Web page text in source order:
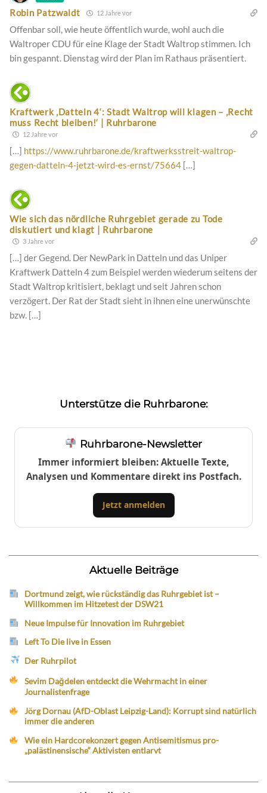
Robin Patzwaldt 12 Jahre vor
Offenbar soll, wie heute öffentlich wurde, wohl auch die
Waltroper CDU für eine Klage der Stadt Waltrop stimmen. Ich
bin gespannt. Dienstag wird der Plan im Rathaus präsentiert.
Kraftwerk ‚Datteln 4‘: Stadt Waltrop will klagen – ‚Recht
muss Recht bleiben!‘ | Ruhrbarone
12 Jahre vor
[…] https://www.ruhrbarone.de/kraftwerksstreit-waltrop-
gegen-datteln-4-jetzt-wird-es-ernst/75664 […]
Wie sich das nördliche Ruhrgebiet gerade zu Tode
diskutiert und klagt | Ruhrbarone
3 Jahre vor
[…] der Gegend. Der NewPark in Datteln und das Uniper
Kraftwerk Datteln 4 zum Beispiel werden wiederum seitens der
Stadt Waltrop kritisiert, beklagt und seit Jahren schon
verzögert. Der Rat der Stadt sieht in ihnen eine unerwünschte
bzw. […]
Unterstütze die Ruhrbarone:
Ruhrbarone-Newsletter
Immer informiert bleiben: Aktuelle Texte,
Analysen und Kommentare direkt ins Postfach.
Jetzt anmelden
Aktuelle Beiträge
Dortmund zeigt, wie rückständig das Ruhrgebiet ist –
Willkommen im Hitzetest der DSW21
Neue Impulse für Innovation im Ruhrgebiet
Left To Die live in Essen
Der Ruhrpilot
Sevim Dağdelen entdeckt die Wehrmacht in einer
Journalistenfrage
Jörg Dornau (AfD-Oblast Leipzig-Land): Korrupt sind natürlich
immer die anderen
Wie ein Hardcorekonzert gegen Antisemitismus pro-
„palästinensische“ Aktivisten entlarvt